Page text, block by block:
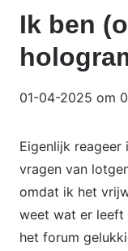
Ik ben
01-04-2025 om
Eigenlijk
vragen van
omdat ik het
weet wat er leeft
het forum